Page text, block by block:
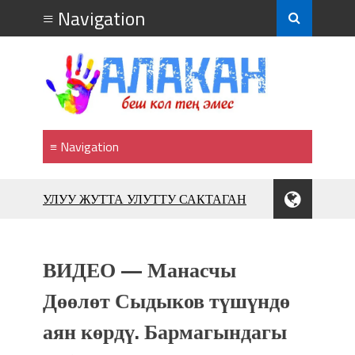
ЖУСУП АБДРАХМАНОВ
фонтанов в Royal Central Park
Аида САЛЯНОВА: "Кыргыз шахмат
союзунун президенти болуп
шайланышым сыймык жана чоң
жоопкерчилик!"
ВИДЕО — Манасчы
Дөөлөт Сыдыков түшүндө
аян көрдү. Бармагындагы